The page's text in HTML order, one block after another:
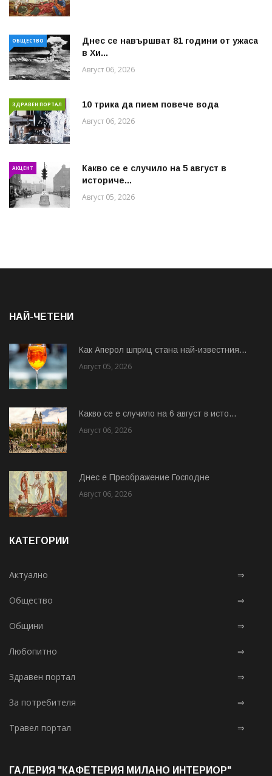
ОБЩЕСТВО
Днес се навършват 81 години от ужаса
в Хи...
Август 06, 2026
ЗДРАВЕН ПОРТАЛ 10 трика да пием повече вода
Август 06, 2026
АКЦЕНТ
Какво се е случило на 5 август в
историче...
Август 05, 2026
НАЙ-ЧЕТЕНИ
Как Аперол шприц стана най-известния...
Август 05, 2026
Какво се е случило на 6 август в исто...
Август 06, 2026
Днес е Преображение Господне
Август 06, 2026
КАТЕГОРИИ
Актуално ⇒
Общество ⇒
Общини ⇒
Любопитно ⇒
Здравен портал ⇒
За потребителя ⇒
Травел портал ⇒
ГАЛЕРИЯ "КАФЕТЕРИЯ МИЛАНО ИНТЕРИОР"